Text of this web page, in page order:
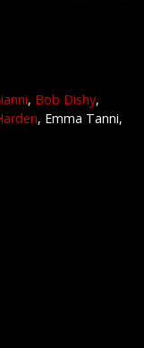
, Bob Dishy,
, Emma Tanni,